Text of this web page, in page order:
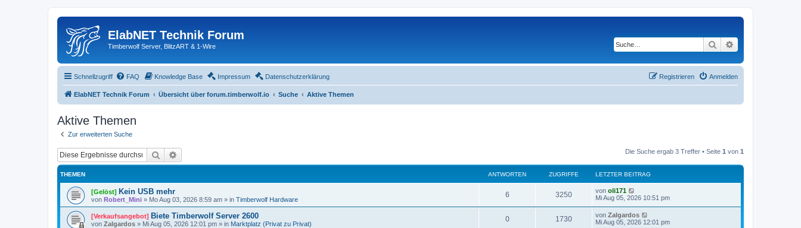
ElabNET Technik Forum
Timberwolf Server, BlitzART & 1-Wire Suche
Schnellzugriff FAQ Knowledge Base Impressum Datenschutzerklärung Anmelden
Registrieren
ElabNET Technik Forum Übersicht über forum.timberwolf.io Suche Aktive Themen
Aktive Themen
Zur erweiterten Suche
Suche Die Suche ergab 3 Treffer • Seite 1 von 1
THEMEN ANTWORTEN ZUGRIFFE LETZTER BEITRAG
[Gelöst] Kein USB mehr
von Robert_Mini » Mo Aug 03, 2026 8:59 am » in Timberwolf Hardware
6 3250 von oli171
Mi Aug 05, 2026 10:51 pm
[Verkaufsangebot] Biete Timberwolf Server 2600
von Zalgardos » Mi Aug 05, 2026 12:01 pm » in Marktplatz (Privat zu Privat)
0 1730 von Zalgardos
Mi Aug 05, 2026 12:01 pm